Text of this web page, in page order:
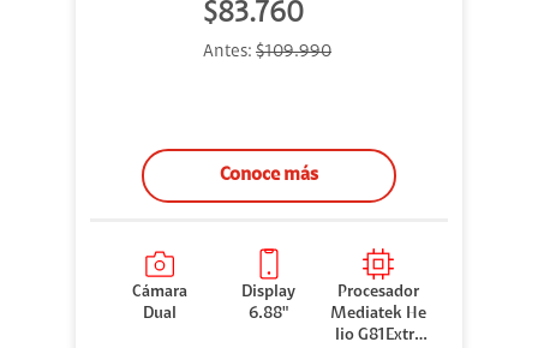
$83.760
Antes: $109.990
Conoce más
Cámara
Dual
Display
6.88"
Procesador
Mediatek He
lio G81Extre